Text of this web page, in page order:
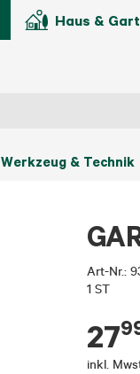
Haus &
Werkzeug & Technik
Art-Nr.:
1 ST
27
inkl.